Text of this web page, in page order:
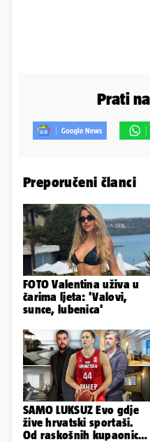
Prati
Preporučeni članci
FOTO Valentina uživa u
čarima ljeta: 'Valovi,
sunce, lubenica'
SAMO LUKSUZ Evo gdje
žive hrvatski sportaši.
Od raskošnih kupaonica